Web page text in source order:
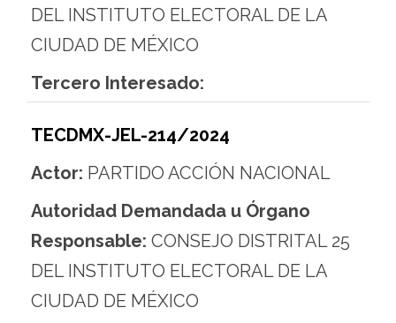
DEL INSTITUTO ELECTORAL DE LA
CIUDAD DE MÉXICO
Tercero Interesado:
TECDMX-JEL-214/2024
Actor: PARTIDO ACCIÓN NACIONAL
Autoridad Demandada u Órgano
Responsable: CONSEJO DISTRITAL 25
DEL INSTITUTO ELECTORAL DE LA
CIUDAD DE MÉXICO